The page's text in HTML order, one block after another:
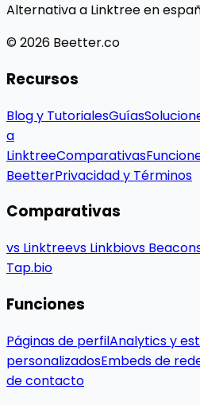
Alternativa a Linktree en
© 2026 Beetter.co
Recursos
Blog y TutorialesGuías
a
LinktreeComparativas
BeetterPrivacidad y Términos
Comparativas
vs Linktreevs Linkbiovs
Tap.bio
Funciones
Páginas de perfilAnalytics y
personalizadosEmbeds de
de contacto